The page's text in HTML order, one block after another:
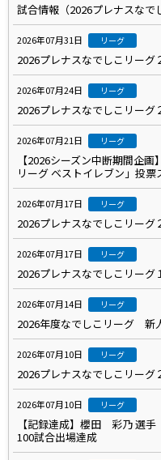
試合情報（2026プレナスなで
2026年07月31日 リーグ
2026プレナスなでしこリー
2026年07月24日 リーグ
2026プレナスなでしこリー
2026年07月21日 リーグ
【2026シーズン中断期間企
リーグ ベストイレブン」投票
2026年07月17日 リーグ
2026プレナスなでしこリー
2026年07月17日 リーグ
2026プレナスなでしこリー
2026年07月14日 リーグ
2026年度なでしこリーグ 新
2026年07月10日 リーグ
2026プレナスなでしこリー
2026年07月10日 リーグ
【記録達成】櫻田 彩乃 選
100試合出場達成